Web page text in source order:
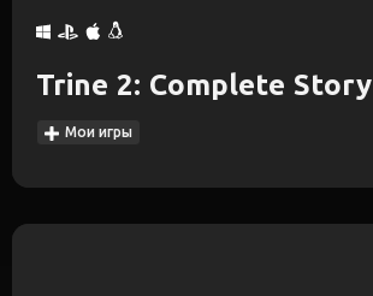
Trine 2: Complete Story
Мои игры